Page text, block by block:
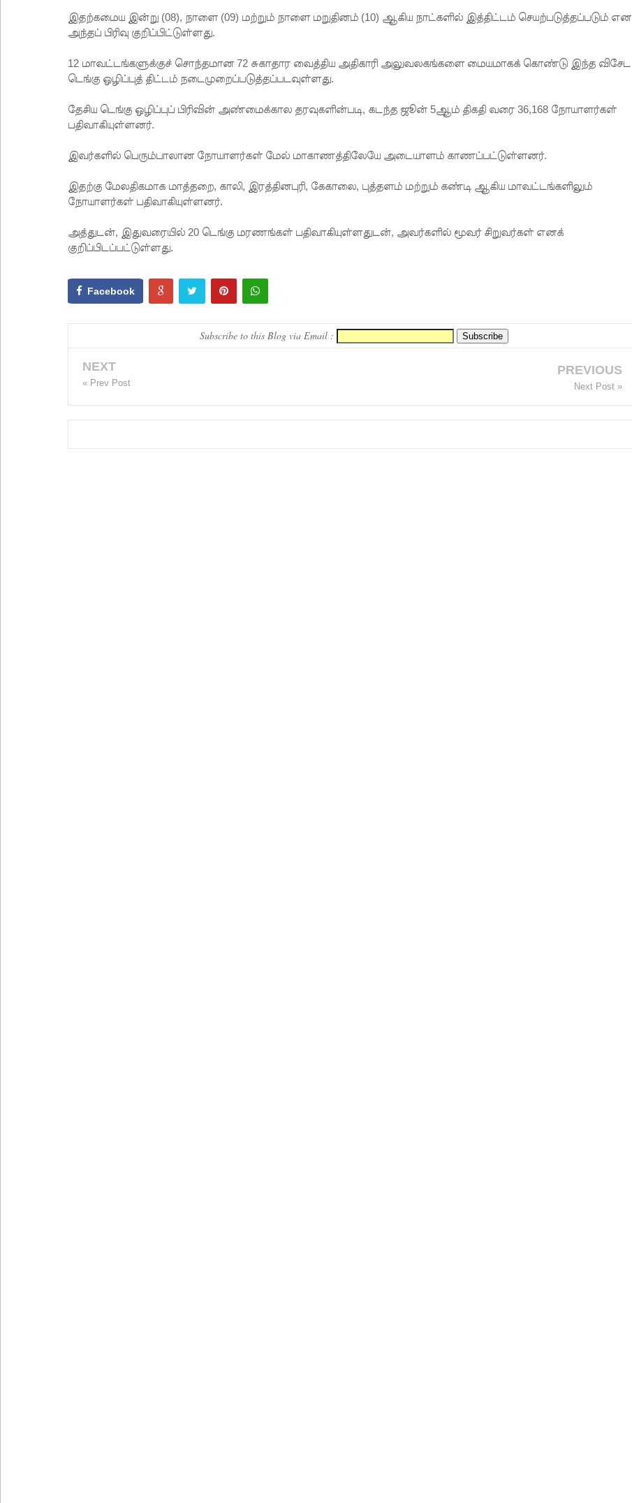
இதற்கமைய இன்று (08), நாளை (09) மற்றும் நாளை மறுதினம் (10) ஆகிய நாட்களில் இத்திட்டம் செயற்படுத்தப்படும் என
அந்தப் பிரிவு குறிப்பிட்டுள்ளது.
12 மாவட்டங்களுக்குச் சொந்தமான 72 சுகாதார வைத்திய அதிகாரி அலுவலகங்களை மையமாகக் கொண்டு இந்த விசேட
டெங்கு ஒழிப்புத் திட்டம் நடைமுறைப்படுத்தப்படவுள்ளது.
தேசிய டெங்கு ஒழிப்புப் பிரிவின் அண்மைக்கால தரவுகளின்படி, கடந்த ஜூன் 5ஆம் திகதி வரை 36,168 நோயாளர்கள்
பதிவாகியுள்ளனர்.
இவர்களில் பெரும்பாலான நோயாளர்கள் மேல் மாகாணத்திலேயே அடையாளம் காணப்பட்டுள்ளனர்.
இதற்கு மேலதிகமாக மாத்தறை, காலி, இரத்தினபுரி, கேகாலை, புத்தளம் மற்றும் கண்டி ஆகிய மாவட்டங்களிலும்
நோயாளர்கள் பதிவாகியுள்ளனர்.
அத்துடன், இதுவரையில் 20 டெங்கு மரணங்கள் பதிவாகியுள்ளதுடன், அவர்களில் மூவர் சிறுவர்கள் எனக்
குறிப்பிடப்பட்டுள்ளது.
Facebook
Subscribe to this Blog via Email :
NEXT
« Prev Post
PREVIOUS
Next Post »